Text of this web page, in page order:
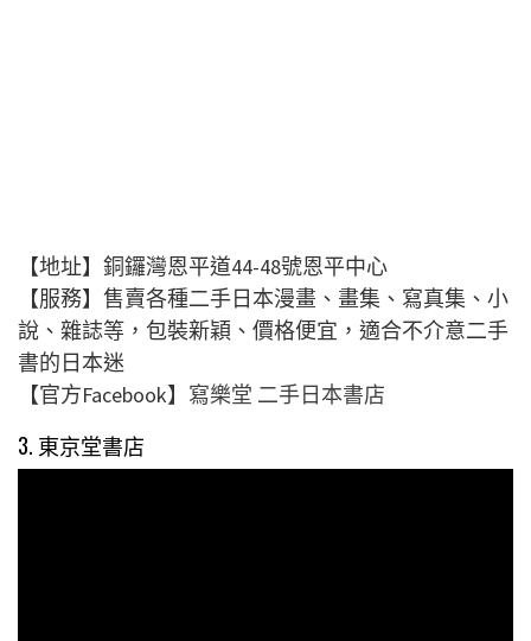
【地址】銅鑼灣恩平道44-48號恩平中心
【服務】售賣各種二手日本漫畫、畫集、寫真集、小
說、雜誌等，包裝新穎、價格便宜，適合不介意二手
書的日本迷
【官方Facebook】 寫樂堂 二手日本書店
3. 東京堂書店